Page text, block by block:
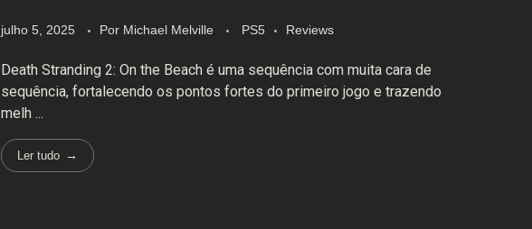
julho 5, 2025 Por Michael Melville PS5 Reviews
Death Stranding 2: On the Beach é uma sequência com muita cara de
sequência, fortalecendo os pontos fortes do primeiro jogo e trazendo
melh ...
Ler tudo